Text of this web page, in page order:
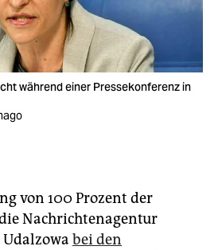
während einer Pressekonferenz in
von 100 Prozent der
Nachrichtenagentur
bei den